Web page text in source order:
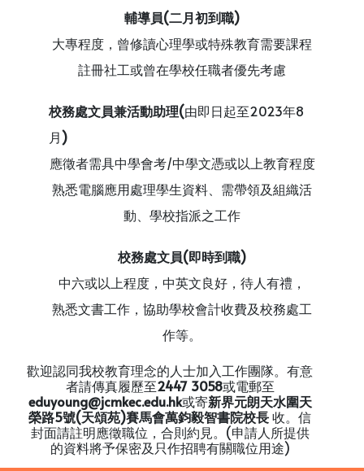
輔導員(二月初到職)
大專程度，曾修讀心理學或特殊教育需要課程
註冊社工或曾在學校任職者優先考慮
校務處文員兼活動助理(由即日起至2023年8
月)
應徵者需具中學會考/中學文憑或以上教育程度
熟悉電腦應用處理學生資料、需帶領及組織活
動、學校指派之工作
校務處文員(即時到職)
中六或以上程度，中英文良好，待人有禮，
熟悉文書工作，協助學校會計收費及校務處工
作等。
歡迎認同我校教育理念的人士加入工作團隊。有意
者請傳真履歷至2447 3058或電郵至
eduyoung@jcmkec.edu.hk或寄新界元朗天水圍天
榮路5號(天頌苑)賽馬會萬鈞毅智書院校長收。信
封面請註明應徵職位，合則約見。(申請人所提供
的資料將予保密及只作招聘有關職位用途)